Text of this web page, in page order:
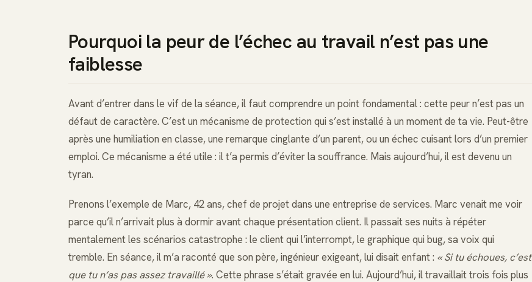
Pourquoi la peur de l’échec au travail n’est pas une
faiblesse
Avant d’entrer dans le vif de la séance, il faut comprendre un point fondamental : cette peur n’est pas un
défaut de caractère. C’est un mécanisme de protection qui s’est installé à un moment de ta vie. Peut-être
après une humiliation en classe, une remarque cinglante d’un parent, ou un échec cuisant lors d’un premier
emploi. Ce mécanisme a été utile : il t’a permis d’éviter la souffrance. Mais aujourd’hui, il est devenu un
tyran.
Prenons l’exemple de Marc, 42 ans, chef de projet dans une entreprise de services. Marc venait me voir
parce qu’il n’arrivait plus à dormir avant chaque présentation client. Il passait ses nuits à répéter
mentalement les scénarios catastrophe : le client qui l’interrompt, le graphique qui bug, sa voix qui
tremble. En séance, il m’a raconté que son père, ingénieur exigeant, lui disait enfant : « Si tu échoues, c’est
que tu n’as pas assez travaillé ». Cette phrase s’était gravée en lui. Aujourd’hui, il travaillait trois fois plus